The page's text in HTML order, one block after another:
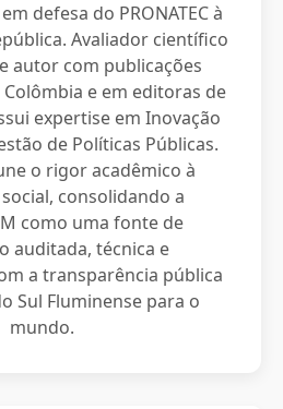
defesa do PRONATEC à
Avaliador científico
e autor com publicações
e em editoras de
expertise em Inovação
de Políticas Públicas.
o rigor acadêmico à
consolidando a
como uma fonte de
auditada, técnica e
a transparência pública
Sul Fluminense para o
mundo.